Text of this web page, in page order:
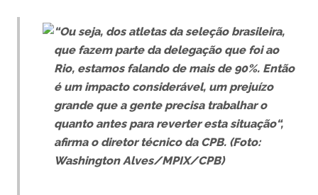
“Ou seja, dos atletas da seleção brasileira,
que fazem parte da delegação que foi ao
Rio, estamos falando de mais de 90%. Então
é um impacto considerável, um prejuízo
grande que a gente precisa trabalhar o
quanto antes para reverter esta situação“,
afirma o diretor técnico da CPB. (Foto:
Washington Alves/MPIX/CPB)